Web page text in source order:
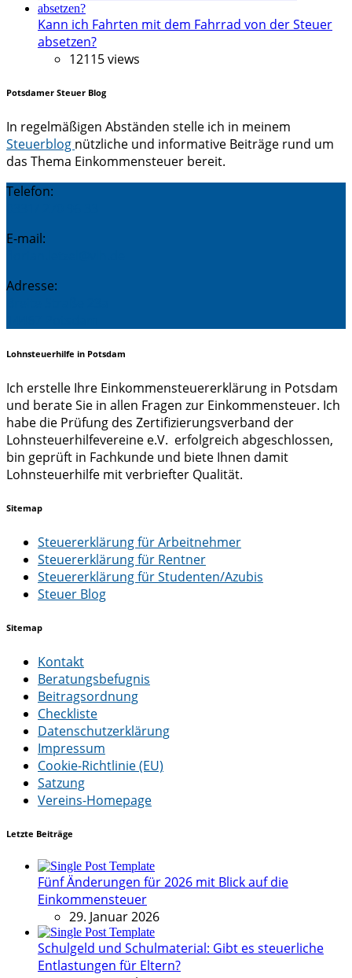
Kann ich Fahrten mit dem Fahrrad von der Steuer
absetzen?
12115 views
Potsdamer Steuer Blog
In regelmäßigen Abständen stelle ich in meinem
Steuerblog nützliche und informative Beiträge rund um
das Thema Einkommensteuer bereit.
Telefon:
E-mail:
Adresse:
Lohnsteuerhilfe in Potsdam
Ich erstelle Ihre Einkommensteuererklärung in Potsdam
und berate Sie in allen Fragen zur Einkommensteuer. Ich
habe die Prüfung des Zertifizierungsverband der
Lohnsteuerhilfevereine e.V. erfolgreich abgeschlossen,
bin geprüft in Fachkunde und biete Ihnen damit
Lohnsteuerhilfe mit verbriefter Qualität.
Sitemap
Steuererklärung für Arbeitnehmer
Steuererklärung für Rentner
Steuererklärung für Studenten/Azubis
Steuer Blog
Sitemap
Kontakt
Beratungsbefugnis
Beitragsordnung
Checkliste
Datenschutzerklärung
Impressum
Cookie-Richtlinie (EU)
Satzung
Vereins-Homepage
Letzte Beiträge
Fünf Änderungen für 2026 mit Blick auf die
Einkommensteuer
29. Januar 2026
Schulgeld und Schulmaterial: Gibt es steuerliche
Entlastungen für Eltern?